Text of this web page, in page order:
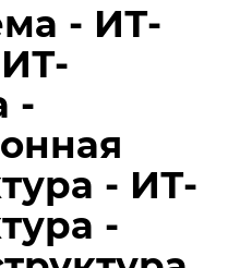
- ИТ-
-
- ИТ-
-